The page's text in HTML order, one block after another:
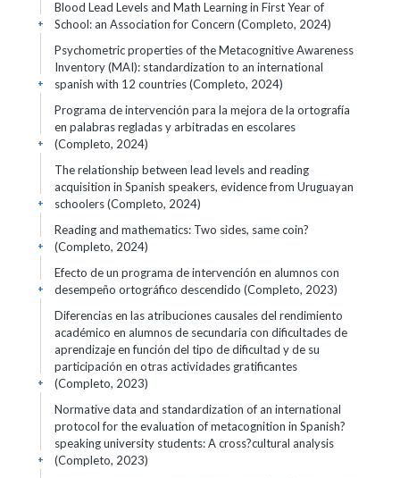
Blood Lead Levels and Math Learning in First Year of
School: an Association for Concern (Completo, 2024)
+
Psychometric properties of the Metacognitive Awareness
Inventory (MAI): standardization to an international
spanish with 12 countries (Completo, 2024)
+
Programa de intervención para la mejora de la ortografía
en palabras regladas y arbitradas en escolares
(Completo, 2024)
+
The relationship between lead levels and reading
acquisition in Spanish speakers, evidence from Uruguayan
schoolers (Completo, 2024)
+
Reading and mathematics: Two sides, same coin?
(Completo, 2024)
+
Efecto de un programa de intervención en alumnos con
desempeño ortográfico descendido (Completo, 2023)
+
Diferencias en las atribuciones causales del rendimiento
académico en alumnos de secundaria con dificultades de
aprendizaje en función del tipo de dificultad y de su
participación en otras actividades gratificantes
(Completo, 2023)
+
Normative data and standardization of an international
protocol for the evaluation of metacognition in Spanish?
speaking university students: A cross?cultural analysis
(Completo, 2023)
+